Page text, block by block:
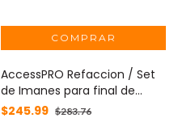
AccessPRO Refaccion / Set
de Imanes para final de
carrera / CAN AC800 / IZ1200
$245.99 $283.76